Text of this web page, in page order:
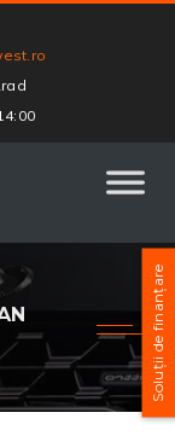
Soluții de finanțare